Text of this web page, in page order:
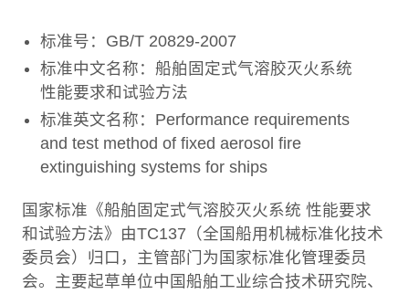
标准号：GB/T 20829-2007
标准中文名称：船舶固定式气溶胶灭火系统
性能要求和试验方法
标准英文名称：Performance requirements
and test method of fixed aerosol fire
extinguishing systems for ships
国家标准《船舶固定式气溶胶灭火系统 性能要求
和试验方法》由TC137（全国船用机械标准化技术
委员会）归口，主管部门为国家标准化管理委员
会。主要起草单位中国船舶工业综合技术研究院、